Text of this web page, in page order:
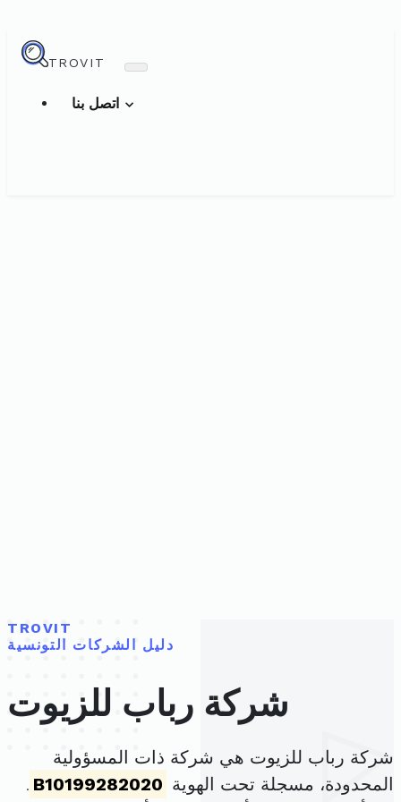
TROVIT
TROVIT
دليل الشركات التونسية
شركة رباب للزيوت
شركة رباب للزيوت هي شركة ذات المسؤولية
المحدودة، مسجلة تحت الهوية B10199282020
.